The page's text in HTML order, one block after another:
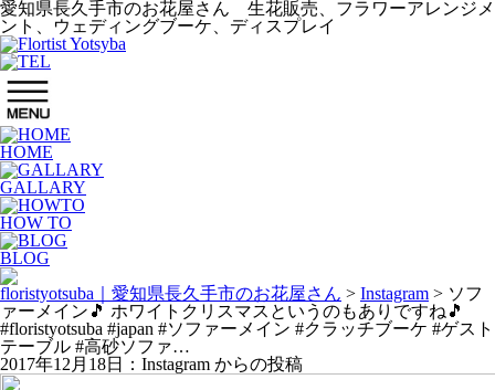
愛知県長久手市のお花屋さん 生花販売、フラワーアレンジメ
ント、ウェディングブーケ、ディスプレイ
HOME
GALLARY
HOW TO
BLOG
floristyotsuba｜愛知県長久手市のお花屋さん > Instagram > ソフ
ァーメイン🎵 ホワイトクリスマスというのもありですね🎵
#floristyotsuba #japan #ソファーメイン #クラッチブーケ #ゲスト
テーブル #高砂ソファ…
2017年12月18日：Instagram からの投稿